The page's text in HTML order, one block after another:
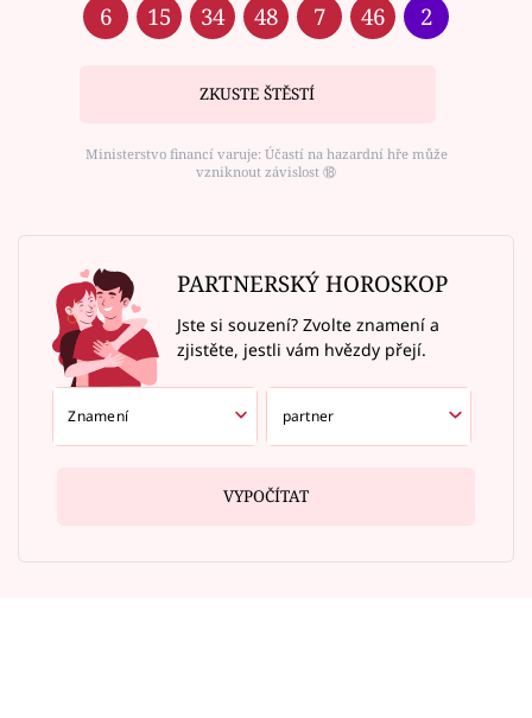
6 15 34 48 7 46 2
ZKUSTE ŠTĚSTÍ
Ministerstvo financí varuje: Účastí na hazardní hře může
vzniknout závislost ⑱
PARTNERSKÝ HOROSKOP
Jste si souzení? Zvolte znamení a
zjistěte, jestli vám hvězdy přejí.
VYPOČÍTAT